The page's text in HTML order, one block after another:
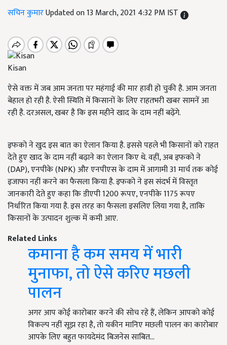
सचिन कुमारUpdated on 13 March, 2021 4:32 PM IST
Kisan
ऐसे वक्त में जब आम जनता पर महंगाई की मार हावी हो चुकी है. आम जनता
बेहाल हो रही है. ऐसी स्थिति में किसानों के लिए राहतभरी खबर सामनें आ
रही है. दरअसल, खबर है कि इस महीने खाद के दाम नहीं बढ़ेंगे.
इफको ने खुद इस बात का ऐलान किया है. इससे पहले भी किसानों को राहत
देते हुए खाद के दाम नहीं बढ़ाने का ऐलान किए थे. वहीं, अब इफको ने
(DAP), एनपीके (NPK) और एनपीएस के दाम में आगामी 31 मार्च तक कोई
इजाफा नहीं करने का फैसला किया है. इफको ने इस संदर्भ में विस्तृत
जानकारी देते हुए कहा कि डीएपी 1200 रूपए, एनपीके 1175 रूपए
निर्धारित किया गया है. इस तरह का फैसला इसलिए लिया गया है, ताकि
किसानों के उत्पादन शुल्क में कमी आए.
Related Links
कमाना है कम समय में भारी
मुनाफा, तो ऐसे करिए मछली
पालन
अगर आप कोई कारोबार करने की सोच रहे हैं, लेकिन आपको कोई
विकल्प नहीं सूझ रहा है, तो यकीन मानिए मछली पालन का कारोबार
आपके लिए बहुत फायदेमंद बिजनेस साबित…